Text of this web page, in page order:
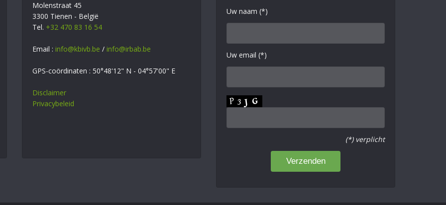
Molenstraat 45
3300 Tienen - België
Tel. +32 470 83 16 54
Email : info@kbivb.be / info@irbab.be
GPS-coördinaten : 50°48'12" N - 04°57'00" E
Disclaimer
Privacybeleid
Uw naam (*)
Uw email (*)
(*) verplicht